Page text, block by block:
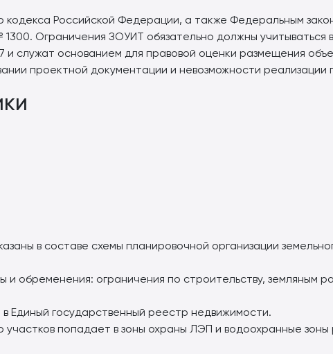
кодекса Российской Федерации, а также Федеральным
Ограничения ЗОУИТ обязательно должны учитываться
служат основанием для правовой оценки размещения
проектной документации и невозможности реализации
в составе схемы планировочной организации
и обременения: ограничения по строительству, земляным
государственный реестр недвижимости.
участков попадает в зоны охраны ЛЭП и водоохранные